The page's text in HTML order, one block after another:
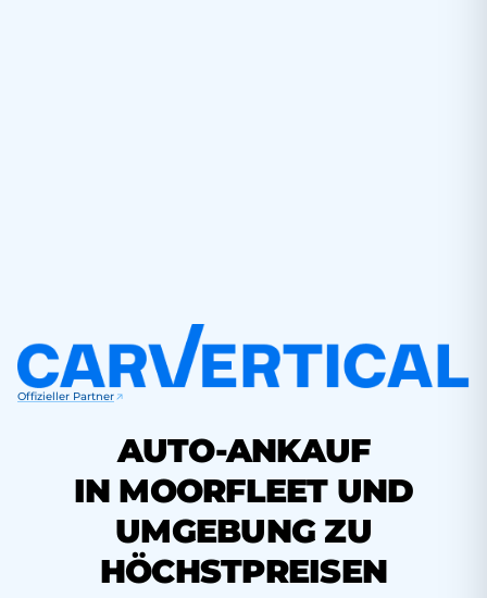
Offizieller Partner
AUTO-ANKAUF
IN MOORFLEET UND
UMGEBUNG ZU
HÖCHSTPREISEN